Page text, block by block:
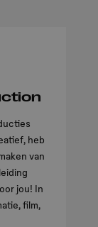
heb
van
jou! In
film,